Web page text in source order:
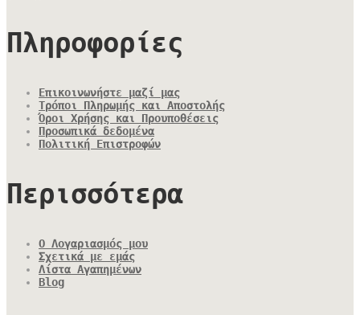
Πληροφορίες
Επικοινωνήστε μαζί μας
Τρόποι Πληρωμής και Αποστολής
Όροι Χρήσης και Προυποθέσεις
Προσωπικά δεδομένα
Πολιτική Επιστροφών
Περισσότερα
Ο Λογαριασμός μου
Σχετικά με εμάς
Λίστα Αγαπημένων
Blog